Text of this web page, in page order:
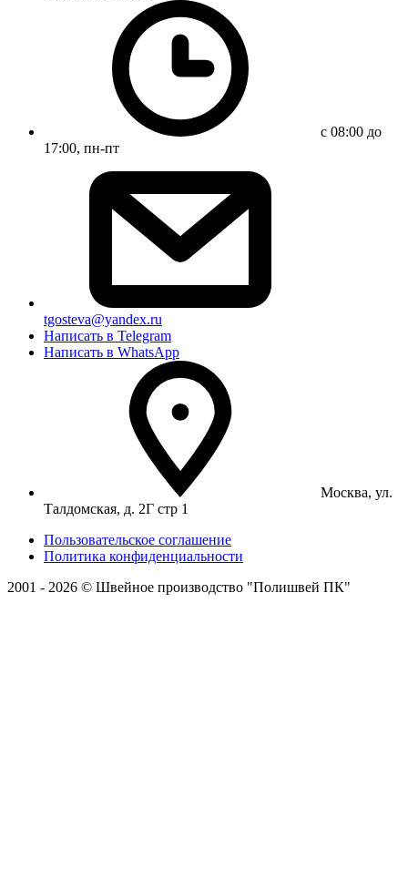
с 08:00 до
17:00, пн-пт
tgosteva@yandex.ru
Написать в Telegram
Написать в WhatsApp
Москва, ул.
Талдомская, д. 2Г стр 1
Пользовательское соглашение
Политика конфиденциальности
2001 - 2026 © Швейное производство "Полишвей ПК"